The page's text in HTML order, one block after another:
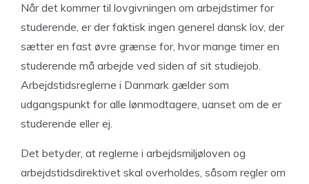
Når det kommer til lovgivningen om arbejdstimer for
studerende, er der faktisk ingen generel dansk lov, der
sætter en fast øvre grænse for, hvor mange timer en
studerende må arbejde ved siden af sit studiejob.
Arbejdstidsreglerne i Danmark gælder som
udgangspunkt for alle lønmodtagere, uanset om de er
studerende eller ej.
Det betyder, at reglerne i arbejdsmiljøloven og
arbejdstidsdirektivet skal overholdes, såsom regler om